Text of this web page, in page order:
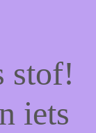
stof!
iets